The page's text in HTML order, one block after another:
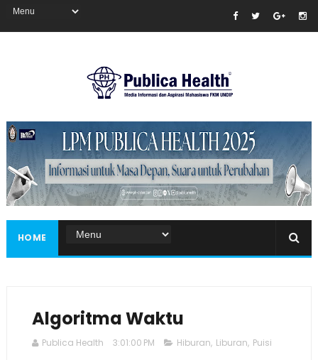
Masukkan iklan disini!
HOME
Algoritma Waktu
Publica Health 3:01:00 PM Hiburan, Liburan, Puisi